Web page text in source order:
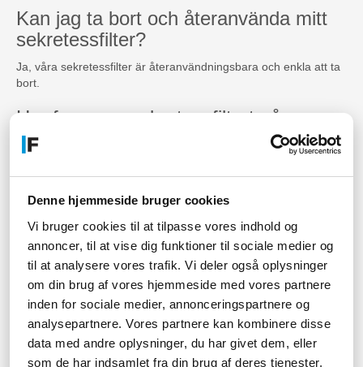
Denne hjemmeside bruger cookies
Vi bruger cookies til at tilpasse vores indhold og
annoncer, til at vise dig funktioner til sociale medier og
til at analysere vores trafik. Vi deler også oplysninger
om din brug af vores hjemmeside med vores partnere
inden for sociale medier, annonceringspartnere og
analysepartnere. Vores partnere kan kombinere disse
data med andre oplysninger, du har givet dem, eller
som de har indsamlet fra din brug af deres tjenester.
Kan jag ta bort och återanvända mitt
sekretessfilter?
Ja, våra sekretessfilter är återanvändningsbara och enkla att ta
bort.
Hur fungerar sekretessfiltret på
touchskärmar?
Kan jag fortfarande använda min
bärbara dator med sekretessfiltret på?
Ja, du kan fortfarande använda din bärbara dator som vanligt
med sekretessfiltret på.
Vilka andra fördelar har sekretessfilter
för skärmar?
Förutom att skydda din information ger sekretessfilter också ett